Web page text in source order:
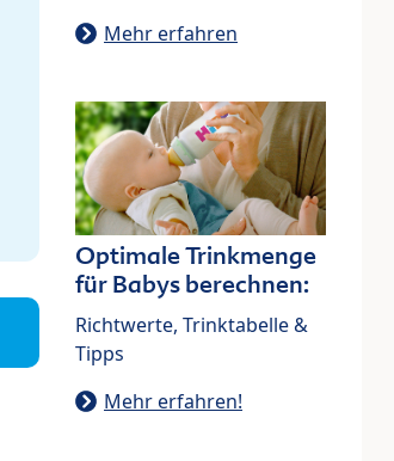
Mehr erfahren
Optimale Trinkmenge
für Babys berechnen:
Richtwerte, Trinktabelle &
Tipps
Mehr erfahren!